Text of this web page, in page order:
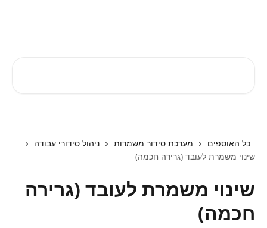
כל האוספים מערכת סידור משמרות
ניהול סידורי עבודה
שינוי משמרת לעובד (גרירה חכמה)
שינוי משמרת לעובד (גרירה
חכמה)